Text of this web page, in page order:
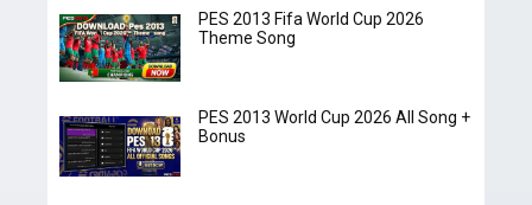
PES 2013 Fifa World Cup 2026
Theme Song
PES 2013 World Cup 2026 All Song +
Bonus